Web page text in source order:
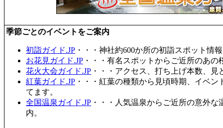
季節ごとのイベントをご案内
初詣ガイド.JP ・・・神社約600か所の初詣スポット情
お花見ガイド.JP ・・・有名スポットからご近所のあ
花火大会ガイド.JP ・・・アクセス、打ち上げ本数、
紅葉ガイド.JP ・・・紅葉の種類から見頃時期、イベ
てます。
全国温泉ガイド.JP ・・・人気温泉からご近所の意外
内。